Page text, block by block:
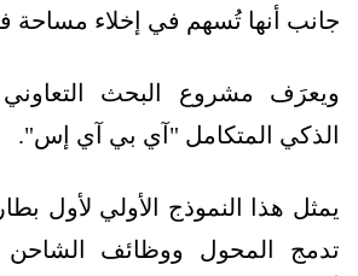
جانب أنها تُسهم في إخلاء مساحة
ويعرَف مشروع البحث التعاوني
الذكي المتكامل "آي بي آي إس".
يمثل هذا النموذج الأولي لأول
تدمج المحول ووظائف الشاحن